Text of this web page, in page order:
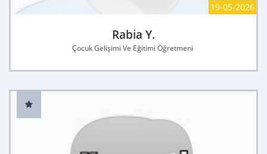
19-05-2026
Rabia Y.
Çocuk Gelişimi Ve Eğitimi Öğretmeni